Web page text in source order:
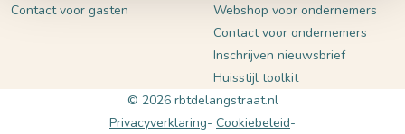
Contact voor gasten
Webshop voor ondernemers
Contact voor ondernemers
Inschrijven nieuwsbrief
Huisstijl toolkit
© 2026 rbtdelangstraat.nl
Privacyverklaring Cookiebeleid